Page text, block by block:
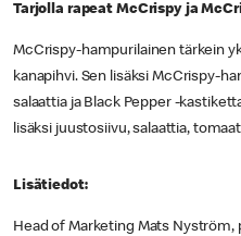
Tarjolla rapeat McCrispy ja
McCrispy-hampurilainen tärkein
kanapihvi. Sen lisäksi McCrispy-
salaattia ja Black Pepper -
lisäksi juustosiivu, salaattia,
Lisätiedot:
Head of Marketing Mats Nyström,